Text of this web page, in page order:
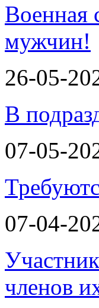
Военная
мужчин!
26-05-
В
07-05-
07-04-
членов